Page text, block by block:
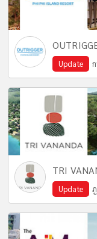
Update
TRI
Update